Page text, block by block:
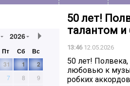
2026
Пт Сб
Вс
31 1
2
7 8
9
50 лет!
талантом и
13:4612.05.2026
50 лет!
любовью к
робких